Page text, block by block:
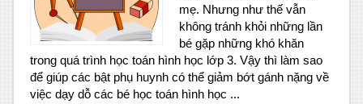
mẹ. Nhưng như thế vẫn
không tránh khỏi những lần
bé gặp những khó khăn
trong quá trình học toán hình học lớp 3. Vậy thì làm sao
để giúp các bật phụ huynh có thể giảm bớt gánh nặng về
việc dạy dỗ các bé học toán hình học ...